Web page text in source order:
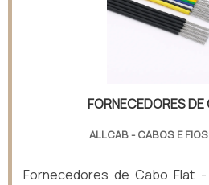
FORNECEDORES
ALLCAB - CABOS E
Fornecedores de Cabo Flat -